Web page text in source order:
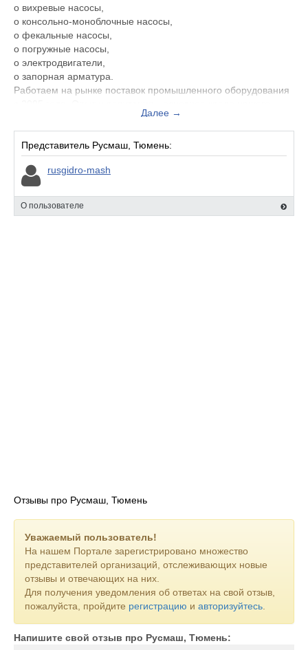
o вихревые насосы,
o консольно-моноблочные насосы,
o фекальные насосы,
o погружные насосы,
o электродвигатели,
o запорная арматура.
Работаем на рынке поставок промышленного оборудования
предприятия, наработанное с годами. Взаимовыгодные
отношения с клиентами - дело чести нашей компании.
Далее →
Представитель Русмаш, Тюмень:
rusgidro-mash
О пользователе
Отзывы про Русмаш, Тюмень
Уважаемый пользователь!
На нашем Портале зарегистрировано множество
представителей организаций, отслеживающих новые
отзывы и отвечающих на них.
Для получения уведомления об ответах на свой отзыв,
пожалуйста, пройдите регистрацию и авторизуйтесь
Напишите свой отзыв про Русмаш, Тюмень: